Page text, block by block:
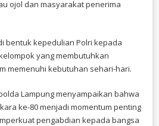
ojol dan masyarakat penerima
bentuk kepedulian Polri kepada
yang membutuhkan
memenuhi kebutuhan sehari-hari.
Lampung menyampaikan bahwa
ke-80 menjadi momentum penting
pengabdian kepada bangsa